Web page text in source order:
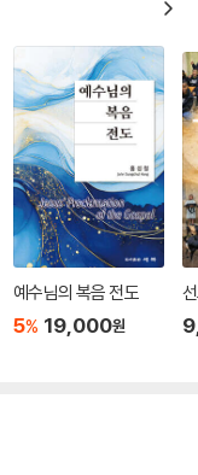
예수님의 복음 전도
5% 19,000원